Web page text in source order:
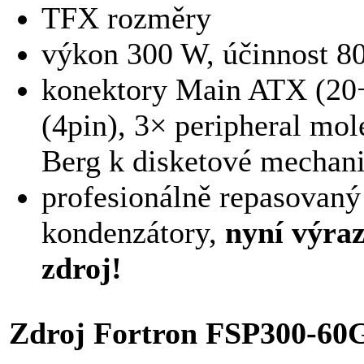
TFX rozměry
výkon 300 W, účinnost
konektory Main ATX
(4pin), 3× peripheral
Berg k disketové
profesionálně
kondenzátory, nyní
zdroj!
Zdroj Fortron FSP300-